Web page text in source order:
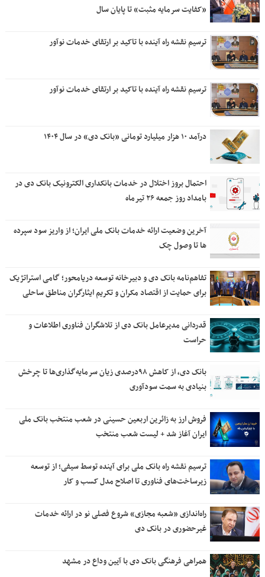
«کفایت سرمایه مثبت» تا پایان سال
ترسیم نقشه راه آینده با تاکید بر ارتقای خدمات نوآور
ترسیم نقشه راه آینده با تاکید بر ارتقای خدمات نوآور
درآمد ۱۰ هزار میلیارد تومانی «بانک دی» در سال ۱۴۰۴
احتمال بروز اختلال در خدمات بانکداری الکترونیک بانک دی در
بامداد روز جمعه ۲۶ تیرماه
آخرین وضعیت ارائه خدمات بانک ملی ایران؛ از واریز سود سپرده
ها تا وصول چک
تفاهم‌نامه بانک دی و دبیرخانه توسعه دریامحور؛ گامی استراتژیک
برای حمایت از اقتصاد مکران و تکریم ایثارگران مناطق ساحلی
قدردانی مدیرعامل بانک دی از تلاشگران فناوری اطلاعات و
حراست
بانک دی، از کاهش ۹۸درصدی زیان سرمایه‌گذاری‌ها تا چرخش
بنیادی به سمت سودآوری
فروش ارز به زائرین اربعین حسینی در شعب منتخب بانک ملی
ایران آغاز شد + لیست شعب منتخب
ترسیم نقشه راه بانک ملی برای آینده توسط سیفی؛ از توسعه
زیرساخت‌های فناوری تا اصلاح مدل کسب و کار
راه‌اندازی «شعبه مجازی» شروع فصلی نو در ارائه خدمات
غیرحضوری در بانک دی
همراهی فرهنگی بانک دی با آیین وداع در مشهد